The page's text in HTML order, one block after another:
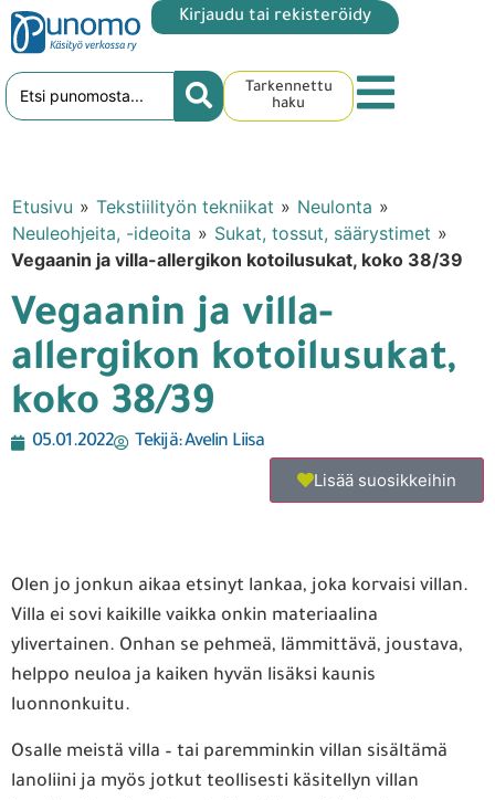
Kirjaudu tai rekisteröidy
Tarkennettu
haku
Etusivu » Tekstiilityön tekniikat » Neulonta »
Neuleohjeita, -ideoita » Sukat, tossut, säärystimet »
Vegaanin ja villa-allergikon kotoilusukat, koko 38/39
Vegaanin ja villa-
allergikon kotoilusukat,
koko 38/39
05.01.2022 Tekijä:Avelin Liisa
Lisää suosikkeihin
Olen jo jonkun aikaa etsinyt lankaa, joka korvaisi villan.
Villa ei sovi kaikille vaikka onkin materiaalina
ylivertainen. Onhan se pehmeä, lämmittävä, joustava,
helppo neuloa ja kaiken hyvän lisäksi kaunis
luonnonkuitu.
Osalle meistä villa – tai paremminkin villan sisältämä
lanoliini ja myös jotkut teollisesti käsitellyn villan